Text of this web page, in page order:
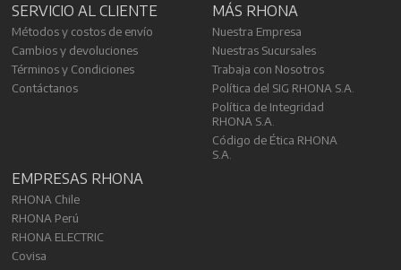
SERVICIO AL CLIENTE
Métodos y costos de envío
Cambios y devoluciones
Términos y Condiciones
Contáctanos
MÁS RHONA
Nuestra Empresa
Nuestras Sucursales
Trabaja con Nosotros
Política del SIG RHONA S.A.
Política de Integridad
RHONA S.A.
Código de Ética RHONA
S.A.
EMPRESAS RHONA
RHONA Chile
RHONA Perú
RHONA ELECTRIC
Covisa